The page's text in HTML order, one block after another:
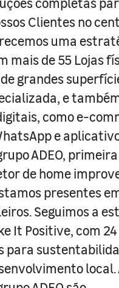
Clientes no
uma
mais de 55 Lojas
grandes
e
como e-
e
ADEO,
de home
presentes
Seguimos a
It Positive, com 24
para
local.